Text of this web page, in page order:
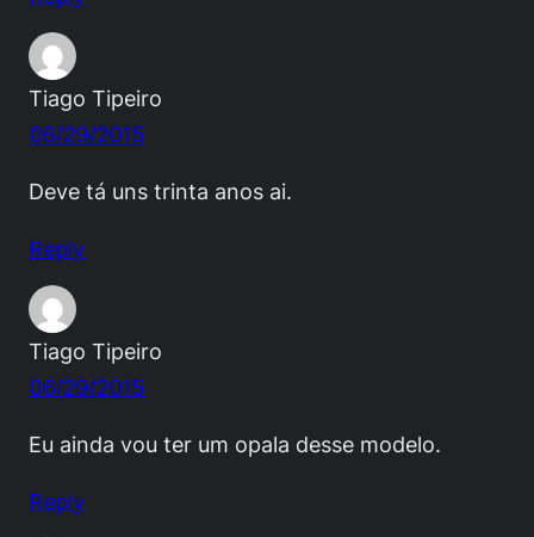
Tiago Tipeiro
06/29/2015
Deve tá uns trinta anos ai.
Reply
Tiago Tipeiro
06/29/2015
Eu ainda vou ter um opala desse modelo.
Reply